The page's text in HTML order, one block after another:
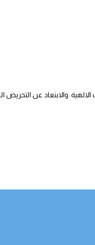
والابتعاد عن التحريض